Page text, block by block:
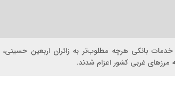
خدمات بانکی هرچه مطلوب‌تر به زائران اربعین
مرزهای غربی کشور اعزام شدند.